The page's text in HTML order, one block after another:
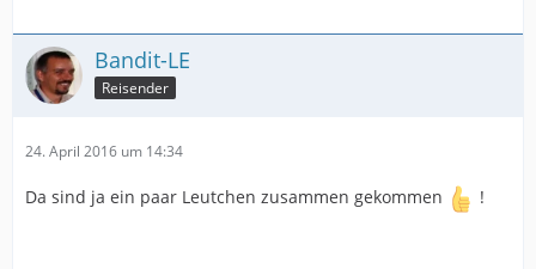
Bandit-LE
Reisender
24. April 2016 um 14:34
Da sind ja ein paar Leutchen zusammen gekommen !